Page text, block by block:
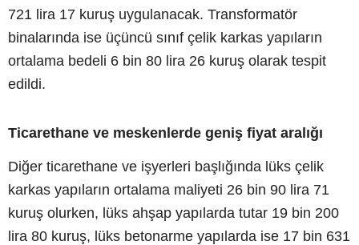
721 lira 17 kuruş uygulanacak. Transformatör
binalarında ise üçüncü sınıf çelik karkas yapıların
ortalama bedeli 6 bin 80 lira 26 kuruş olarak tespit
edildi.
Ticarethane ve meskenlerde geniş fiyat aralığı
Diğer ticarethane ve işyerleri başlığında lüks çelik
karkas yapıların ortalama maliyeti 26 bin 90 lira 71
kuruş olurken, lüks ahşap yapılarda tutar 19 bin 200
lira 80 kuruş, lüks betonarme yapılarda ise 17 bin 631